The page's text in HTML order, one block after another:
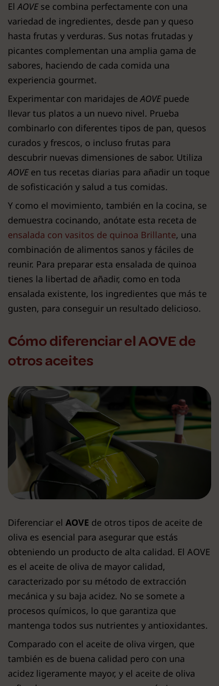
ElAOVEse combina perfectamente con una
variedad de ingredientes, desde pan y queso
hasta frutas y verduras. Sus notas frutadas y
picantes complementan una amplia gama de
sabores, haciendo de cada comida una
experiencia gourmet.
Experimentar con maridajes deAOVEpuede
llevar tus platos a un nuevo nivel. Prueba
combinarlo con diferentes tipos de pan, quesos
curados y frescos, o incluso frutas para
descubrir nuevas dimensiones de sabor. Utiliza
AOVEen tus recetas diarias para añadir un toque
de sofisticación y salud a tus comidas.
Y como el movimiento, también en la cocina, se
demuestra cocinando, anótate esta receta de
ensalada con vasitos de quinoa Brillante, una
combinación de alimentos sanos y fáciles de
reunir. Para preparar esta ensalada de quinoa
tienes la libertad de añadir, como en toda
ensalada existente, los ingredientes que más te
gusten, para conseguir un resultado delicioso.
Cómo diferenciar el AOVE de
otros aceites
Diferenciar el AOVE de otros tipos de aceite de
oliva es esencial para asegurar que estás
obteniendo un producto de alta calidad. El AOVE
es el aceite de oliva de mayor calidad,
caracterizado por su método de extracción
mecánica y su baja acidez. No se somete a
procesos químicos, lo que garantiza que
mantenga todos sus nutrientes y antioxidantes.
Comparado con el aceite de oliva virgen, que
también es de buena calidad pero con una
acidez ligeramente mayor, y el aceite de oliva